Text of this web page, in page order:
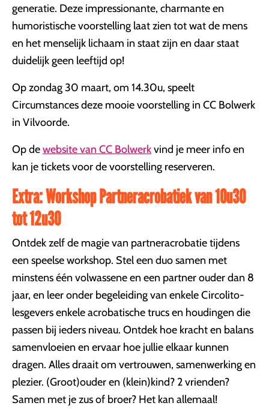
generatie. Deze impressionante, charmante en
humoristische voorstelling laat zien tot wat de mens
en het menselijk lichaam in staat zijn en daar staat
duidelijk geen leeftijd op!
Op zondag 30 maart, om 14.30u, speelt
Circumstances deze mooie voorstelling in CC Bolwerk
in Vilvoorde.
Op dewebsite van CC Bolwerkvind je meer info en
kan je tickets voor de voorstelling reserveren.
Extra: Workshop Partneracrobatiek van 10u30
tot 12u30
Ontdek zelf de magie van partneracrobatie tijdens
een speelse workshop. Stel een duo samen met
minstens één volwassene en een partner ouder dan 8
jaar, en leer onder begeleiding van enkele Circolito-
lesgevers enkele acrobatische trucs en houdingen die
passen bij ieders niveau. Ontdek hoe kracht en balans
samenvloeien en ervaar hoe jullie elkaar kunnen
dragen. Alles draait om vertrouwen, samenwerking en
plezier. (Groot)ouder en (klein)kind? 2 vrienden?
Samen met je zus of broer? Het kan allemaal!